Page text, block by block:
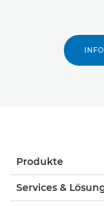
Produkte
Services &